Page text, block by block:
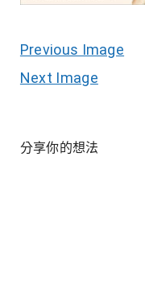
Previous Image
Next Image
分享你的想法